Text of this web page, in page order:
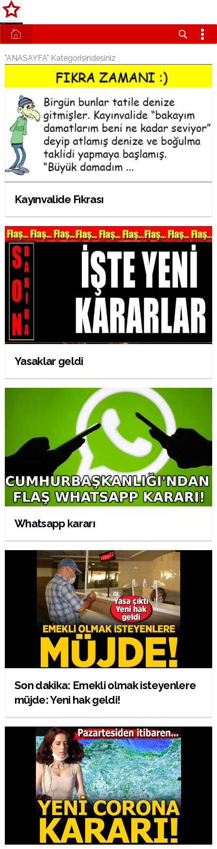
"ANASAYFA" Kategorisindesiniz
Kayınvalide Fıkrası
Yasaklar geldi
Whatsapp kararı
Son dakika: Emekli olmak isteyenlere
müjde: Yeni hak geldi!